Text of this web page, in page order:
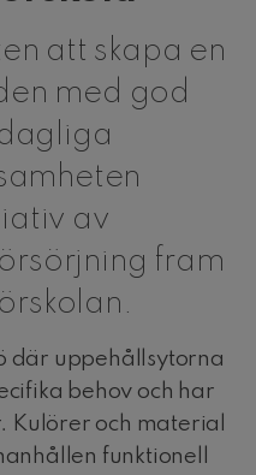
att skapa en
med god
av
fram
där uppehållsytorna
behov och har
Kulörer och material
funktionell